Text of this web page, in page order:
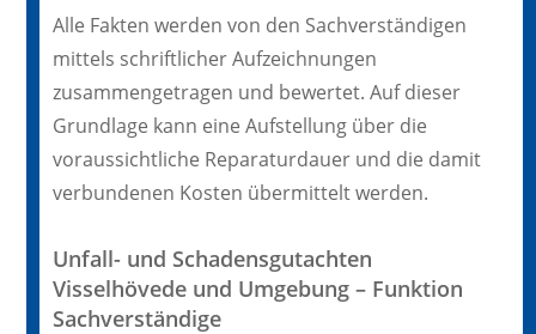
Alle Fakten werden von den Sachverständigen
mittels schriftlicher Aufzeichnungen
zusammengetragen und bewertet. Auf dieser
Grundlage kann eine Aufstellung über die
voraussichtliche Reparaturdauer und die damit
verbundenen Kosten übermittelt werden.
Unfall- und Schadensgutachten
Visselhövede und Umgebung – Funktion
Sachverständige